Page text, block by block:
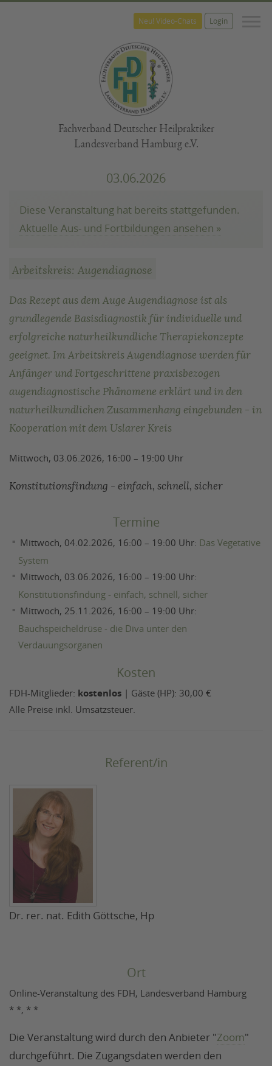
Neu! Video-Chats Login
Fachverband Deutscher Heilpraktiker
Landesverband Hamburg e.V.
03.06.2026
Diese Veranstaltung hat bereits stattgefunden.
Aktuelle Aus- und Fortbildungen ansehen »
Arbeitskreis: Augendiagnose
Das Rezept aus dem Auge Augendiagnose ist als
grundlegende Basisdiagnostik für individuelle und
erfolgreiche naturheilkundliche Therapiekonzepte
geeignet. Im Arbeitskreis Augendiagnose werden für
Anfänger und Fortgeschrittene praxisbezogen
augendiagnostische Phänomene erklärt und in den
naturheilkundlichen Zusammenhang eingebunden - in
Kooperation mit dem Uslarer Kreis
Mittwoch, 03.06.2026, 16:00 – 19:00 Uhr
Konstitutionsfindung - einfach, schnell, sicher
Termine
Mittwoch, 04.02.2026, 16:00 – 19:00 Uhr: Das Vegetative
System
Mittwoch, 03.06.2026, 16:00 – 19:00 Uhr:
Konstitutionsfindung - einfach, schnell, sicher
Mittwoch, 25.11.2026, 16:00 – 19:00 Uhr:
Bauchspeicheldrüse - die Diva unter den
Verdauungsorganen
Kosten
FDH-Mitglieder: kostenlos | Gäste (HP): 30,00 €
Alle Preise inkl. Umsatzsteuer.
Referent/in
Dr. rer. nat. Edith Göttsche, Hp
Ort
Online-Veranstaltung des FDH, Landesverband Hamburg
* *, * *
Die Veranstaltung wird durch den Anbieter "Zoom"
durchgeführt. Die Zugangsdaten werden den